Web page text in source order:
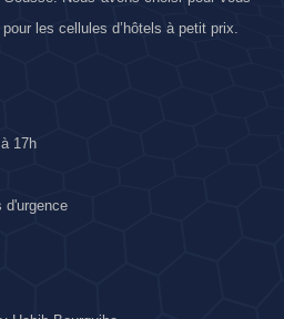
les cellules d’hôtels à petit prix.
17h
d'urgence